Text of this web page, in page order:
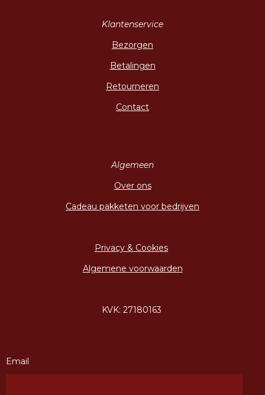
Klantenservice
Bezorgen
Betalingen
Retourneren
Contact
Algemeen
Over ons
Cadeau pakketen voor bedrijven
Privacy & Cookies
Algemene voorwaarden
KVK: 27180163
Email